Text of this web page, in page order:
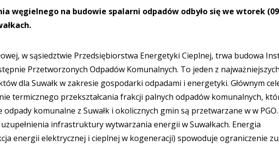
węgielnego na budowie spalarni odpadów odbyło się we wtorek
w sąsiedztwie Przedsiębiorstwa Energetyki Cieplnej, trwa budowa
Przetworzonych Odpadów Komunalnych. To jeden z
dla Suwałk w zakresie gospodarki odpadami i energetyki. Głównym
termicznego przekształcania frakcji palnych odpadów komunalnych,
komunalne z Suwałk i okolicznych gmin są przetwarzane w w PGO.
infrastruktury wytwarzania energii w Suwałkach. Energia
energii elektrycznej i cieplnej w kogeneracji) spowoduje ograniczenie